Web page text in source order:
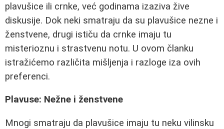
plavušice ili crnke, već godinama izaziva žive
diskusije. Dok neki smatraju da su plavušice nezne i
ženstvene, drugi ističu da crnke imaju tu
misterioznu i strastvenu notu. U ovom članku
istražićemo različita mišljenja i razloge iza ovih
preferenci.
Plavuse: Nežne i ženstvene
Mnogi smatraju da plavušice imaju tu neku vilinsku